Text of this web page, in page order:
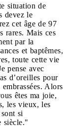
situation de
devez le
cet âge de 97
rares. Mais ces
par la
et baptêmes,
toute cette vie
pense avec
d’oreilles pour
Alors
êtes ma joie,
les vieux, les
si
siècle."